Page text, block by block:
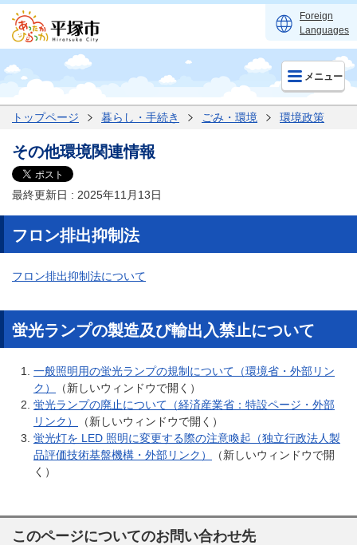
Foreign
Languages
メニュー
トップページ 暮らし・手続き ごみ・環境 環境政策
その他環境関連情報
最終更新日 : 2025年11月13日
フロン排出抑制法
フロン排出抑制法について
蛍光ランプの製造及び輸出入禁止について
一般照明用の蛍光ランプの規制について（環境省・外部リン
ク）
（新しいウィンドウで開く）
蛍光ランプの廃止について（経済産業省：特設ページ・外部
リンク）
（新しいウィンドウで開く）
蛍光灯を LED 照明に変更する際の注意喚起（独立行政法人製
品評価技術基盤機構・外部リンク）
（新しいウィンドウで開
く）
このページについてのお問い合わせ先